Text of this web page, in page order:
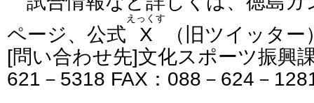
ページ、公式
X
えっくす
（旧ツイッタ
[問い合わせ先]文化スポーツ振興
621－5318 FAX：088－624－